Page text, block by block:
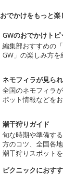
でかけをもっと楽
GWのおでかけトピ
編集部おすすめの
GW」の楽しみ方を
ネモフィラが見ら
全国のネモフィラ
ポット情報などを
潮干狩りガイド
旬な時期や準備す
方のコツ、全国各
潮干狩りスポット
ピクニックにおす